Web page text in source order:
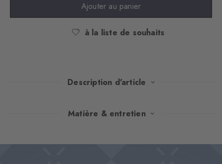
Ajouter au panier
à la liste de souhaits
Description d'article
Ces chaussettes en coton doux apportent une touche britannique
Matière & entretien